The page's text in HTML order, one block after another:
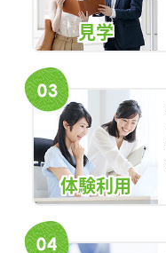
見学
体験利用